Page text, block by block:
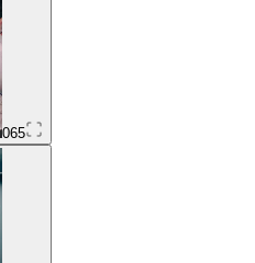
065